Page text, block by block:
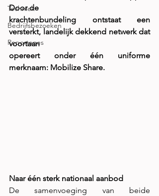
Techniek
Bedrijfsbezoeken
Reportages
Door de
krachtenbundeling ontstaat een
versterkt, landelijk dekkend netwerk dat
voortaan
opereert onder één uniforme
merknaam: Mobilize Share.
Naar één sterk nationaal aanbod
De samenvoeging van beide